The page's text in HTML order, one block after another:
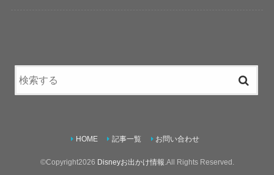
HOME 記事一覧 お問い合わせ
©Copyright2026 Disneyお出かけ情報 .All Rights Reserved.